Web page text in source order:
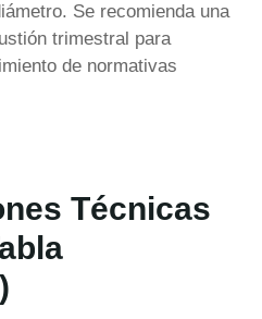
Se recomienda una
trimestral para
de normativas
Técnicas